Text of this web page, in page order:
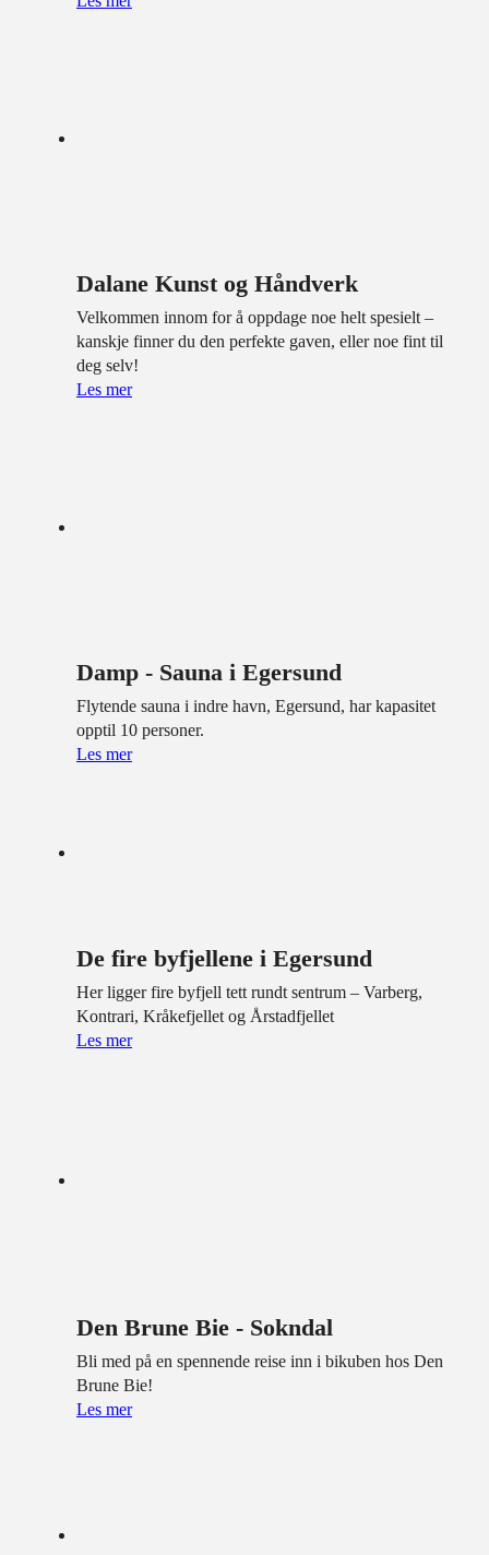
Dalane Kunst og Håndverk
Velkommen innom for å oppdage noe helt spesielt –
kanskje finner du den perfekte gaven, eller noe fint til
deg selv!
Les mer
Damp - Sauna i Egersund
Flytende sauna i indre havn, Egersund, har kapasitet
opptil 10 personer.
Les mer
De fire byfjellene i Egersund
Her ligger fire byfjell tett rundt sentrum – Varberg,
Kontrari, Kråkefjellet og Årstadfjellet
Les mer
Den Brune Bie - Sokndal
Bli med på en spennende reise inn i bikuben hos Den
Brune Bie!
Les mer